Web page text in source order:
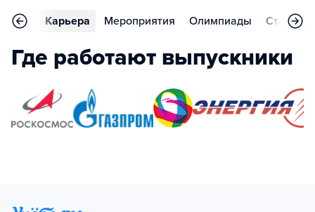
Карьера Мероприятия Олимпиады Статьи
Где работают выпускники